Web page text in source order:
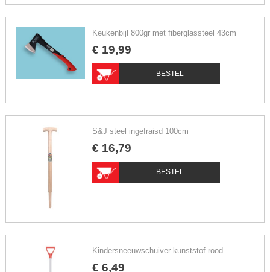
Keukenbijl 800gr met fiberglassteel 43cm
€ 19,99
BESTEL
S&J steel ingefraisd 100cm
€ 16,79
BESTEL
Kindersneeuwschuiver kunststof rood
€ 6,49